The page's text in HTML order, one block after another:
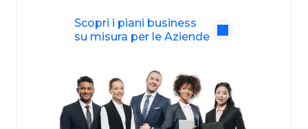
Scopri i piani business
su misura per le Aziende